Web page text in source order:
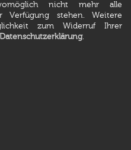
nicht mehr alle
Verfügung stehen. Weitere
zum Widerruf Ihrer
Datenschutzerklärung.